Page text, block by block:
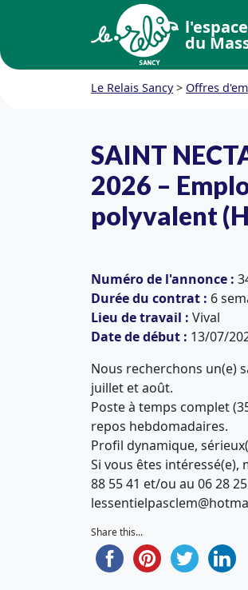
du
Le Relais Sancy> Offres
SAINT
2026 –
polyvalent
Numéro de l'annonce :
Durée du contrat : 6
Lieu de travail : Vival
Date de début : 13/07/
Nous recherchons un(e)
juillet et août.
Poste à temps complet
repos hebdomadaires.
Profil dynamique,
Si vous êtes
88 55 41 et/ou au 06 28
Share this...